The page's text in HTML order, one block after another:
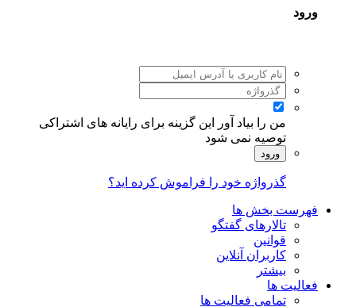
ورود
من را بیاد آور
این گزینه برای رایانه های اشتراکی
توصیه نمی شود
ورود
گذرواژه خود را فراموش کرده اید؟
فهرست بخش ها
تالارهای گفتگو
قوانین
کاربران آنلاین
بیشتر
فعالیت ها
تمامی فعالیت ها